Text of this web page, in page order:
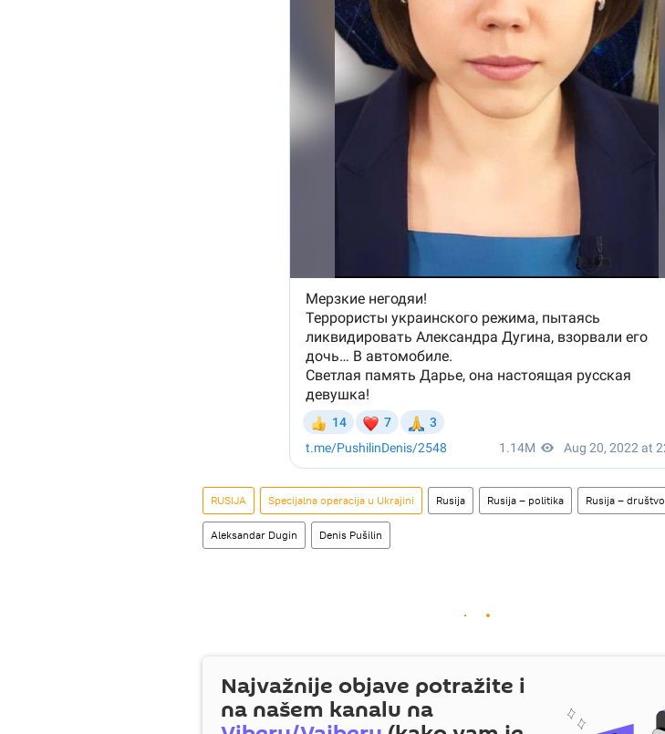
RUSIJA Specijalna operacija u Ukrajini Rusija Rusija – politika Rusija – društvo
Aleksandar Dugin Denis Pušilin
Najvažnije objave potražite i
na našem kanalu na